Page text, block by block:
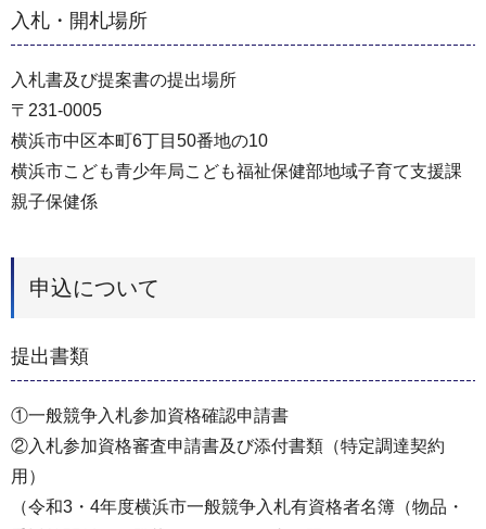
入札・開札場所
入札書及び提案書の提出場所
〒231-0005
横浜市中区本町6丁目50番地の10
横浜市こども青少年局こども福祉保健部地域子育て支援課
親子保健係
申込について
提出書類
①一般競争入札参加資格確認申請書
②入札参加資格審査申請書及び添付書類（特定調達契約
用）
（令和3・4年度横浜市一般競争入札有資格者名簿（物品・